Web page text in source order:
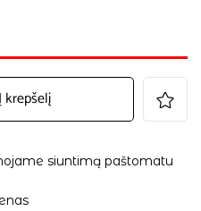
krepšelį
siuntimą paštomatu